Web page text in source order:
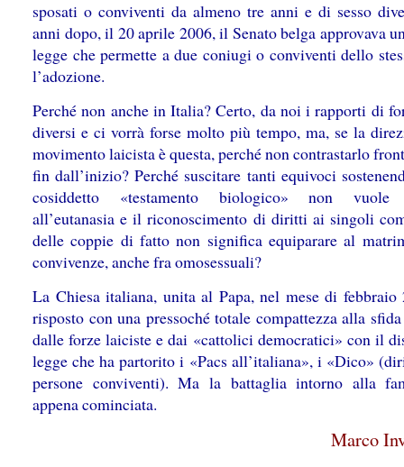
sposati o conviventi da almeno tre anni e di sesso
anni dopo, il 20 aprile 2006, il Senato belga approvava
legge che permette a due coniugi o conviventi dello
l’adozione.
Perché non anche in Italia? Certo, da noi i rapporti di
diversi e ci vorrà forse molto più tempo, ma, se la
movimento laicista è questa, perché non contrastarlo
fin dall’inizio? Perché suscitare tanti equivoci
cosiddetto «testamento biologico» non vuole
all’eutanasia e il riconoscimento di diritti ai singoli
delle coppie di fatto non significa equiparare al
convivenze, anche fra omosessuali?
La Chiesa italiana, unita al Papa, nel mese di febbraio
risposto con una pressoché totale compattezza alla
dalle forze laiciste e dai «cattolici democratici» con il
legge che ha partorito i «Pacs all’italiana», i «Dico»
persone conviventi). Ma la battaglia intorno alla
appena cominciata.
Marco